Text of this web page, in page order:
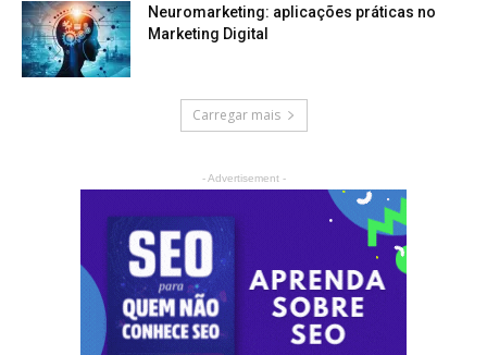
Neuromarketing: aplicações práticas no
Marketing Digital
Carregar mais
- Advertisement -